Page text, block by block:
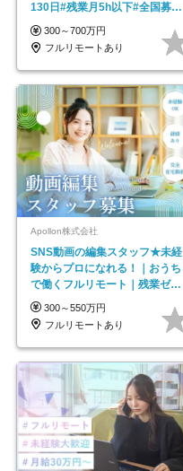
130日#残業月5h以下#全国募集
#最大1年の研修
300～700万円
フルリモートあり
Apollon株式会社
SNS動画の編集スタッフ★未経
験からプロになれる！｜おうち
で働くフルリモート｜残業ゼロ
で18時退勤◎
300～550万円
フルリモートあり